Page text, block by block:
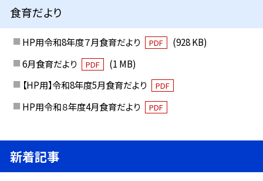
食育だより
HP用令和8年度７月食育だより PDF
(928 KB)
6月食育だより
PDF
(1 MB)
【HP用】令和8年度5月食育だより
PDF
HP用令和８年度4月食育だより PDF
新着記事